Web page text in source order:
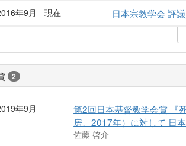
年9月 - 現在 日本宗教学会 評
2
年9月
第2回日本基督教学会賞 『
房、2017年）に対して 日
佐藤 啓介